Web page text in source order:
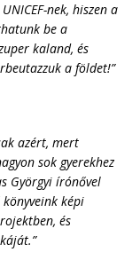
nek, hiszen a
be a
kaland, és
a földet!”
azért, mert
sok gyerekhez
Györgyi írónővel
képi
és